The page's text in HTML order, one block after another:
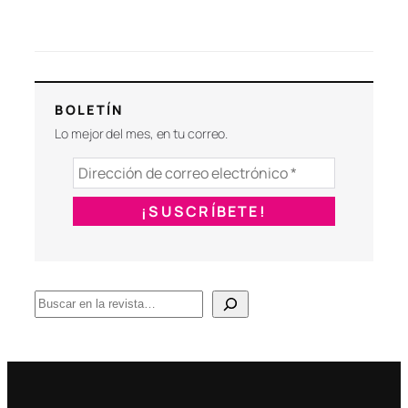
BOLETÍN
Lo mejor del mes, en tu correo.
B
u
c